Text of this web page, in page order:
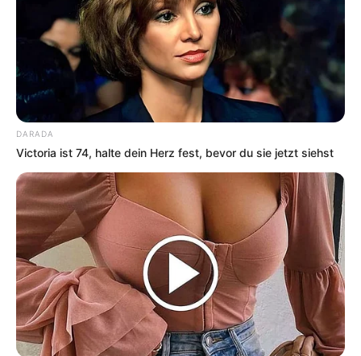
DARADA
Victoria ist 74, halte dein Herz fest, bevor du sie jetzt siehst